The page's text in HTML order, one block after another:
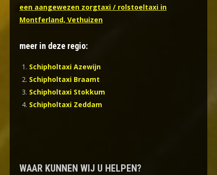
een aangewezen zorgtaxi / rolstoeltaxi in
Montferland, Vethuizen
meer in deze regio:
Schipholtaxi Azewijn
Schipholtaxi Braamt
Schipholtaxi Stokkum
Schipholtaxi Zeddam
WAAR KUNNEN WIJ U HELPEN?